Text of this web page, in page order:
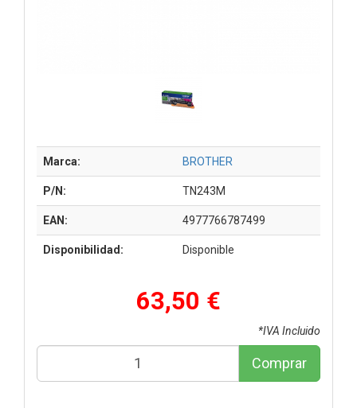
Marca: BROTHER
P/N: TN243M
EAN: 4977766787499
Disponibilidad: Disponible
63,50 €
*IVA Incluido
Comprar